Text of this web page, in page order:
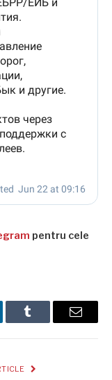
pentru cele
Tumblr Email